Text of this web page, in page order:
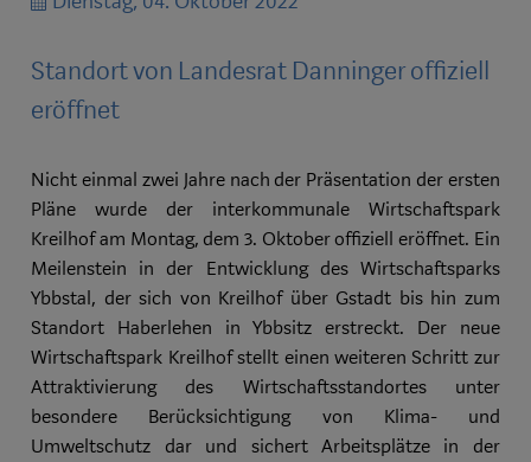
Standort von Landesrat Danninger offiziell
eröffnet
Nicht einmal zwei Jahre nach der Präsentation der ersten
Pläne wurde der interkommunale Wirtschaftspark
Kreilhof am Montag, dem 3. Oktober offiziell eröffnet. Ein
Meilenstein in der Entwicklung des Wirtschaftsparks
Ybbstal, der sich von Kreilhof über Gstadt bis hin zum
Standort Haberlehen in Ybbsitz erstreckt. Der neue
Wirtschaftspark Kreilhof stellt einen weiteren Schritt zur
Attraktivierung des Wirtschaftsstandortes unter
besondere Berücksichtigung von Klima- und
Umweltschutz dar und sichert Arbeitsplätze in der